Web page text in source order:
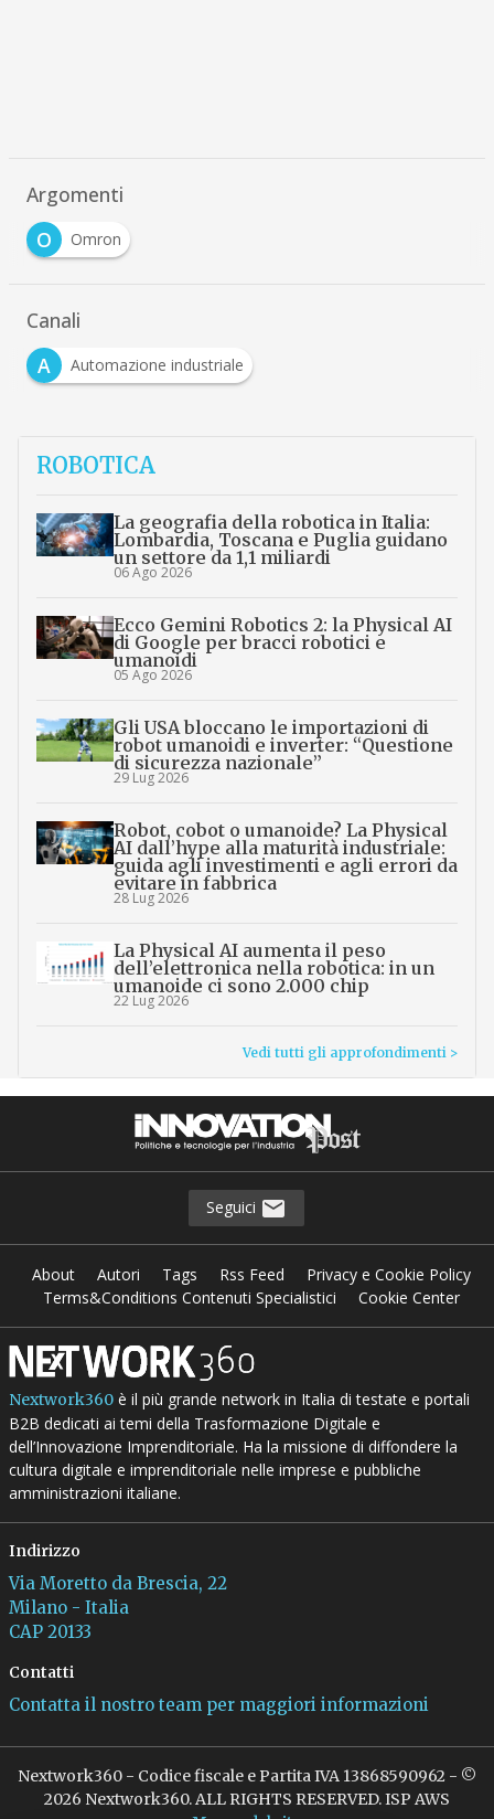
Argomenti
O
Omron
Canali
A
Automazione industriale
ROBOTICA
La geografia della robotica in Italia:
Lombardia, Toscana e Puglia guidano
un settore da 1,1 miliardi
06 Ago 2026
Ecco Gemini Robotics 2: la Physical AI
di Google per bracci robotici e
umanoidi
05 Ago 2026
Gli USA bloccano le importazioni di
robot umanoidi e inverter: “Questione
di sicurezza nazionale”
29 Lug 2026
Robot, cobot o umanoide? La Physical
AI dall’hype alla maturità industriale:
guida agli investimenti e agli errori da
evitare in fabbrica
28 Lug 2026
La Physical AI aumenta il peso
dell’elettronica nella robotica: in un
umanoide ci sono 2.000 chip
22 Lug 2026
Vedi tutti gli approfondimenti >
Seguici
About Autori Tags Rss Feed
Privacy e Cookie Policy
Terms&Conditions Contenuti Specialistici
Cookie Center
Nextwork360è il più grande network in Italia di testate e portali
B2B dedicati ai temi della Trasformazione Digitale e
dell’Innovazione Imprenditoriale. Ha la missione di diffondere la
cultura digitale e imprenditoriale nelle imprese e pubbliche
amministrazioni italiane.
Indirizzo
Via Moretto da Brescia, 22
Milano - Italia
CAP 20133
Contatti
Contatta il nostro team per maggiori informazioni
Nextwork360 - Codice fiscale e Partita IVA 13868590962 - ©
2026 Nextwork360. ALL RIGHTS RESERVED. ISP AWS